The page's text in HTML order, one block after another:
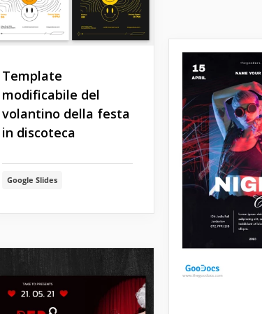
Template
modificabile del
volantino della festa
in discoteca
Google Slides